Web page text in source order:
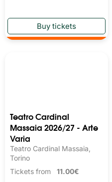
Teatro Cardinal
Massaia 2026/27 - Arte
Varia
Teatro Cardinal Massaia,
Torino
Tickets from 11.00€